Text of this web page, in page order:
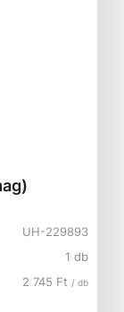
UH-229893
1 db
2 745 Ft / db